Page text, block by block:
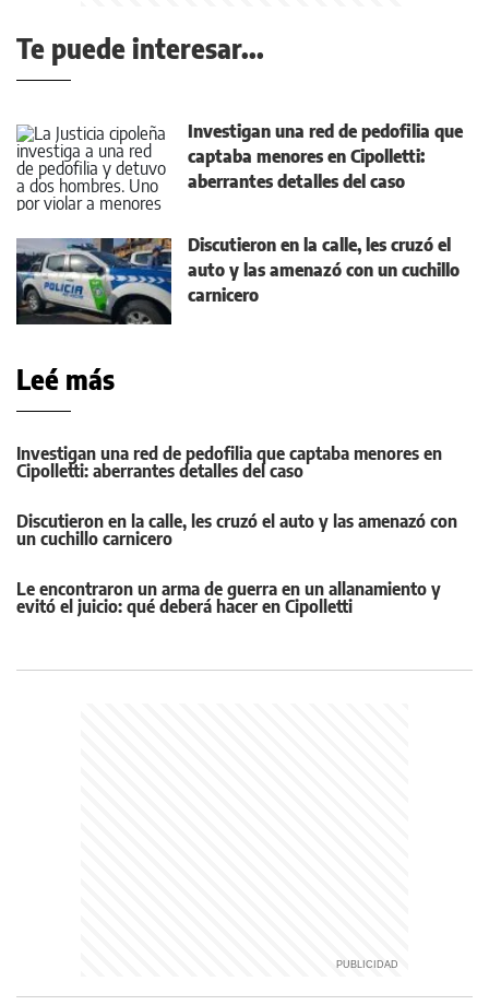
Te puede interesar...
Investigan una red de pedofilia que
captaba menores en Cipolletti:
aberrantes detalles del caso
Discutieron en la calle, les cruzó el
auto y las amenazó con un cuchillo
carnicero
Leé más
Investigan una red de pedofilia que captaba menores en
Cipolletti: aberrantes detalles del caso
Discutieron en la calle, les cruzó el auto y las amenazó con
un cuchillo carnicero
Le encontraron un arma de guerra en un allanamiento y
evitó el juicio: qué deberá hacer en Cipolletti